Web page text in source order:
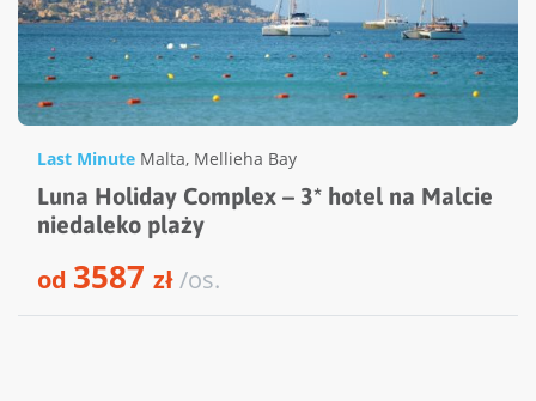
Last Minute Malta, Mellieha Bay
Luna Holiday Complex – 3* hotel na Malcie
niedaleko plaży
od 3587 zł/os.